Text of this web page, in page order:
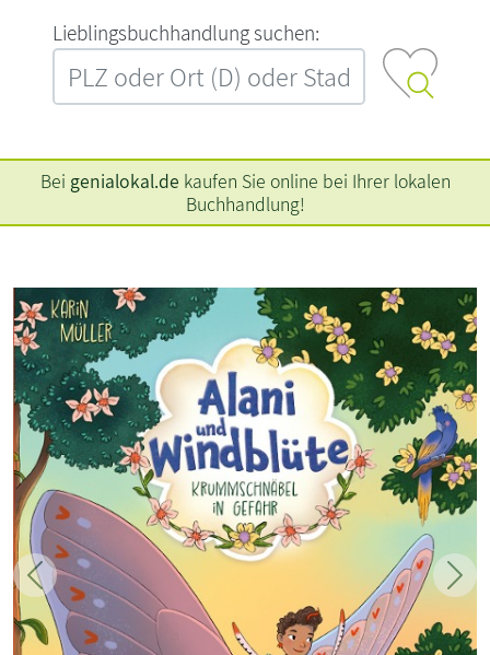
L‍i‍e‍b‍l‍i‍n‍g‍s‍b‍u‍c‍h‍h‍a‍n‍d‍l‍u‍n‍g‍ ‍s‍u‍c‍h‍e‍n‍:‍
Bei genialokal.de kaufen Sie online bei Ihrer lokalen
Buchhandlung!
Zurück